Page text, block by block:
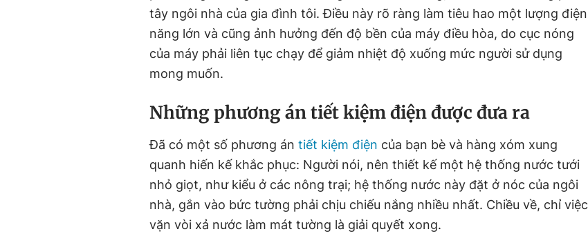
tây ngôi nhà của gia đình tôi. Điều này rõ ràng làm tiêu hao một lượng điện
năng lớn và cũng ảnh hưởng đến độ bền của máy điều hòa, do cục nóng
của máy phải liên tục chạy để giảm nhiệt độ xuống mức người sử dụng
mong muốn.
Những phương án tiết kiệm điện được đưa ra
Đã có một số phương án tiết kiệm điện của bạn bè và hàng xóm xung
quanh hiến kế khắc phục: Người nói, nên thiết kế một hệ thống nước tưới
nhỏ giọt, như kiểu ở các nông trại; hệ thống nước này đặt ở nóc của ngôi
nhà, gắn vào bức tường phải chịu chiếu nắng nhiều nhất. Chiều về, chỉ việc
vặn vòi xả nước làm mát tường là giải quyết xong.